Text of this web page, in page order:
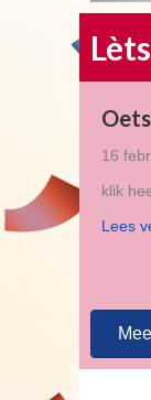
16
klik
Lees